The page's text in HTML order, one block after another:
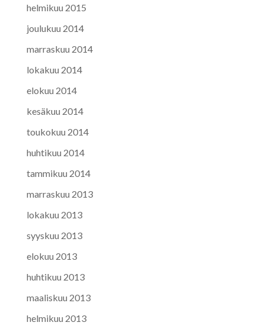
helmikuu 2015
joulukuu 2014
marraskuu 2014
lokakuu 2014
elokuu 2014
kesäkuu 2014
toukokuu 2014
huhtikuu 2014
tammikuu 2014
marraskuu 2013
lokakuu 2013
syyskuu 2013
elokuu 2013
huhtikuu 2013
maaliskuu 2013
helmikuu 2013